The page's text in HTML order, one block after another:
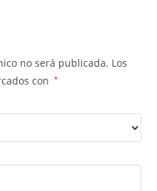
no será publicada. Los
con
*